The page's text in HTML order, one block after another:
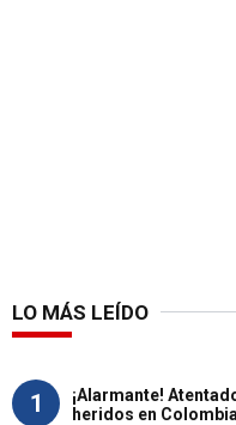
LO MÁS LEÍDO
1
¡Alarmante!
heridos en